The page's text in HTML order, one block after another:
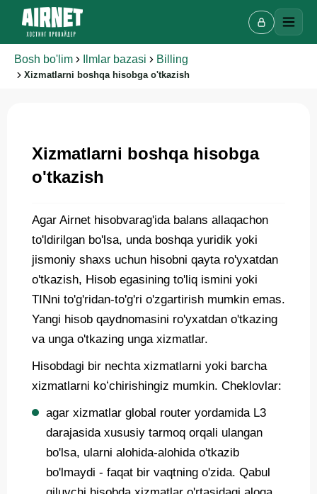
Bosh bo'lim Ilmlar bazasi Billing
Xizmatlarni boshqa hisobga o'tkazish
Xizmatlarni boshqa hisobga
o'tkazish
Agar Airnet hisobvarag'ida balans allaqachon
to'ldirilgan bo'lsa, unda boshqa yuridik yoki
jismoniy shaxs uchun hisobni qayta ro'yxatdan
o'tkazish, Hisob egasining to'liq ismini yoki
TINni to'g'ridan-to'g'ri o'zgartirish mumkin emas.
Yangi hisob qaydnomasini ro'yxatdan o'tkazing
va unga o'tkazing unga xizmatlar.
Hisobdagi bir nechta xizmatlarni yoki barcha
xizmatlarni koʻchirishingiz mumkin. Cheklovlar:
agar xizmatlar global router yordamida L3
darajasida xususiy tarmoq orqali ulangan
bo'lsa, ularni alohida-alohida o'tkazib
bo'lmaydi - faqat bir vaqtning o'zida. Qabul
A
Onlayn chat
Telefon